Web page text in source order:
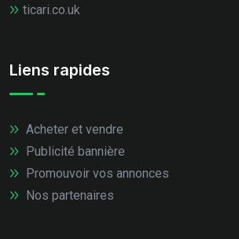
ticari.co.uk
Liens rapides
Acheter et vendre
Publicité bannière
Promouvoir vos annonces
Nos partenaires